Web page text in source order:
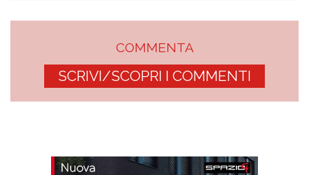
COMMENTA
SCRIVI/SCOPRI I COMMENTI